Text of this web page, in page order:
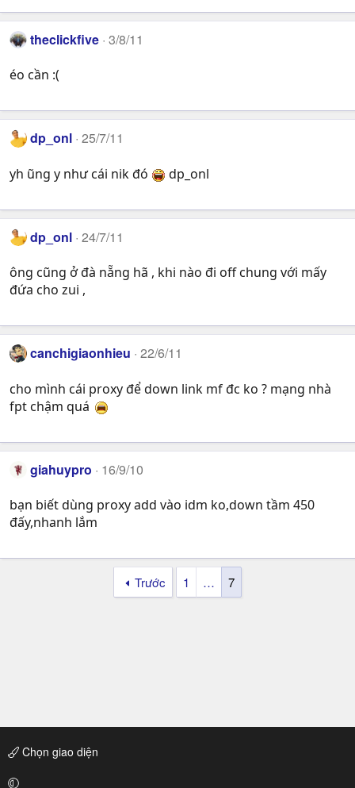
theclickfive 3/8/11
éo cần :(
dp_onl 25/7/11
yh ũng y như cái nik đó dp_onl
dp_onl 24/7/11
ông cũng ở đà nẵng hã , khi nào đi off chung với mấy
đứa cho zui ,
canchigiaonhieu 22/6/11
cho mình cái proxy để down link mf đc ko ? mạng nhà
fpt chậm quá
giahuypro 16/9/10
bạn biết dùng proxy add vào idm ko,down tầm 450
đấy,nhanh lắm
Trước 1 … 7
Chọn giao diện